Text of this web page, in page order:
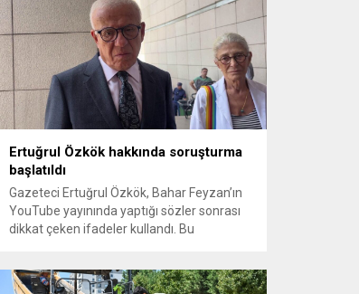
ortaya atıldı; bazı oyların geçersiz
sayılması ve meclis içindeki yönlendirmeler
kamuoyunda tepkilere yol açtı. Seçim
sürecinde yaşanan gelişmeler, parti
grupları arasındaki gerilimi artırdı. CHP’nin...
Ertuğrul Özkök hakkında soruşturma
başlatıldı
Gazeteci Ertuğrul Özkök, Bahar Feyzan’ın
YouTube yayınında yaptığı sözler sonrası
dikkat çeken ifadeler kullandı. Bu
‘Cumhurbaşkanına hakaret’ suçundan